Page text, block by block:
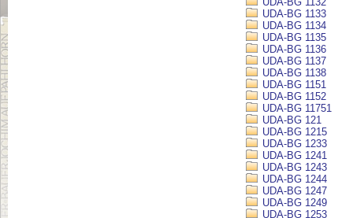
UDA-BG 1133
UDA-BG 1134
UDA-BG 1135
UDA-BG 1136
UDA-BG 1137
UDA-BG 1138
UDA-BG 1151
UDA-BG 1152
UDA-BG 11751
UDA-BG 121
UDA-BG 1215
UDA-BG 1233
UDA-BG 1241
UDA-BG 1243
UDA-BG 1244
UDA-BG 1247
UDA-BG 1249
UDA-BG 1253